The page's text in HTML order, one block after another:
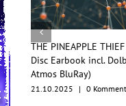
THE PINEAPPLE THIEF (8
Disc Earbook incl. Dolby
Atmos BluRay)
21.10.2025 | 0 Kommentare